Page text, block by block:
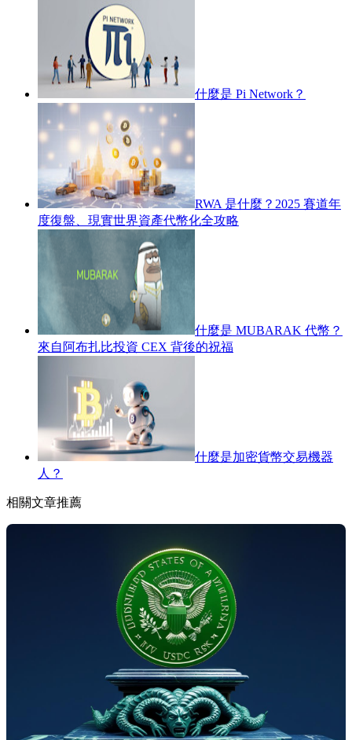
什麼是 Pi Network？
RWA 是什麼？2025 賽道年
度復盤、現實世界資產代幣化全攻略
什麼是 MUBARAK 代幣？
來自阿布扎比投資 CEX 背後的祝福
什麼是加密貨幣交易機器
人？
相關文章推薦